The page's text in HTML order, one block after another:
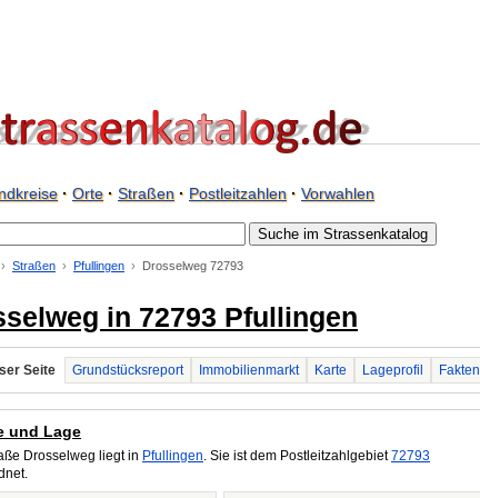
· Orte· Straßen· Postleitzahlen· Vorwahlen
Straßen Pfullingen Drosselweg 72793
in 72793 Pfullingen
Seite Grundstücksreport Immobilienmarkt Karte Lageprofil Fakten
und Lage
Drosselweg liegt in Pfullingen. Sie ist dem Postleitzahlgebiet72793